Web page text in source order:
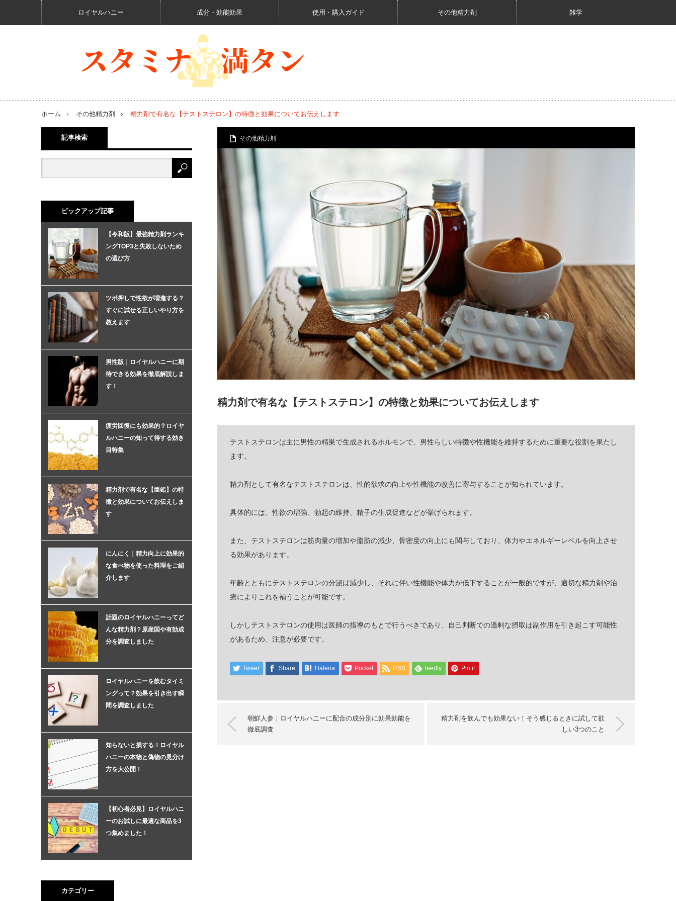
ロイヤルハニー 成分・効能効果 使用・購入ガイド その他精力剤 雑学
ホーム その他精力剤 精力剤で有名な【テストステロン】の特徴と効果についてお伝えします
その他精力剤
精力剤で有名な【テストステロン】の特徴と効果についてお伝えします
テストステロンは主に男性の精巣で生成されるホルモンで、男性らしい特徴や性機能を維持するために重要な役割を果たし
ます。
精力剤として有名なテストステロンは、性的欲求の向上や性機能の改善に寄与することが知られています。
具体的には、性欲の増強、勃起の維持、精子の生成促進などが挙げられます。
また、テストステロンは筋肉量の増加や脂肪の減少、骨密度の向上にも関与しており、体力やエネルギーレベルを向上させ
る効果があります。
年齢とともにテストステロンの分泌は減少し、それに伴い性機能や体力が低下することが一般的ですが、適切な精力剤や治
療によりこれを補うことが可能です。
しかしテストステロンの使用は医師の指導のもとで行うべきであり、自己判断での過剰な摂取は副作用を引き起こす可能性
があるため、注意が必要です。
Tweet Share Hatena Pocket RSS feedly Pin it
朝鮮人参｜ロイヤルハニーに配合の成分別に効果効能を
徹底調査
精力剤を飲んでも効果ない！そう感じるときに試して欲
しい3つのこと
記事検索
ピックアップ記事
【令和版】最強精力剤ランキ
ングTOP3と失敗しないため
の選び方
ツボ押しで性欲が増進する？
すぐに試せる正しいやり方を
教えます
男性版｜ロイヤルハニーに期
待できる効果を徹底解説しま
す！
疲労回復にも効果的？ロイヤ
ルハニーの知って得する効き
目特集
精力剤で有名な【亜鉛】の特
徴と効果についてお伝えしま
す
にんにく｜精力向上に効果的
な食べ物を使った料理をご紹
介します
話題のロイヤルハニーってど
んな精力剤？原産国や有効成
分を調査しました
ロイヤルハニーを飲むタイミ
ングって？効果を引き出す瞬
間を調査しました
知らないと損する！ロイヤル
ハニーの本物と偽物の見分け
方を大公開！
【初心者必見】ロイヤルハニ
ーのお試しに最適な商品を3
つ集めました！
カテゴリー